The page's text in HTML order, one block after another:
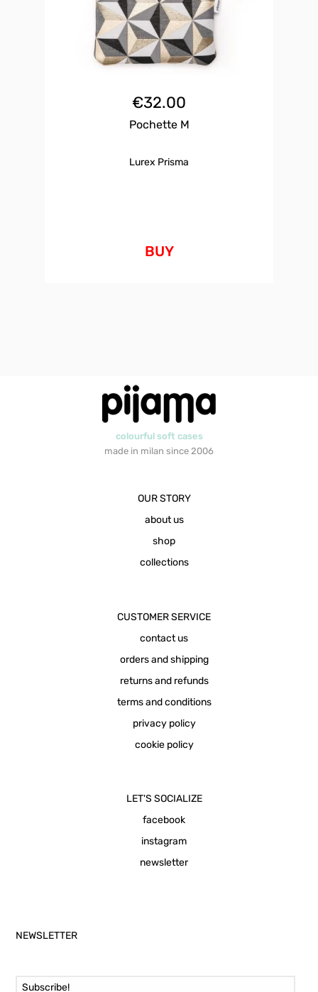
€32.00
Pochette M
Lurex Prisma
BUY
colourful soft cases
made in milan since 2006
OUR STORY
about us
shop
collections
CUSTOMER SERVICE
contact us
orders and shipping
returns and refunds
terms and conditions
privacy policy
cookie policy
LET'S SOCIALIZE
facebook
instagram
newsletter
NEWSLETTER